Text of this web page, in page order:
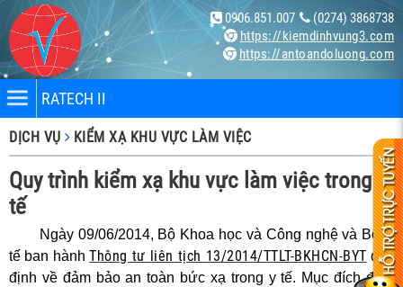
(0274) 3868738
0906.851.007
https://kiemdinhvung3.com
https://antoandoluong.com
RATECH II
DỊCH VỤ KIỂM XẠ KHU VỰC LÀM VIỆC
Quy trình kiểm xạ khu vực làm việc trong y
tế
Ngày 09/06/2014, Bộ Khoa học và Công nghệ và Bộ Y
tế ban hànhThông tư liên tịch 13/2014/TTLT-BKHCN-BYT quy
định về đảm bảo an toàn bức xạ trong y tế. Mục đích đảm